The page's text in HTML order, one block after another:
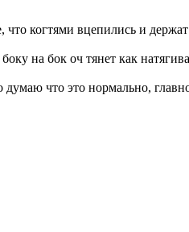
когтями вцепились и
на бок оч тянет как
думаю что это нормально,